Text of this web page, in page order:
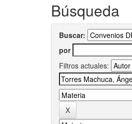
Búsqueda
Buscar:
por
Filtros actuales: